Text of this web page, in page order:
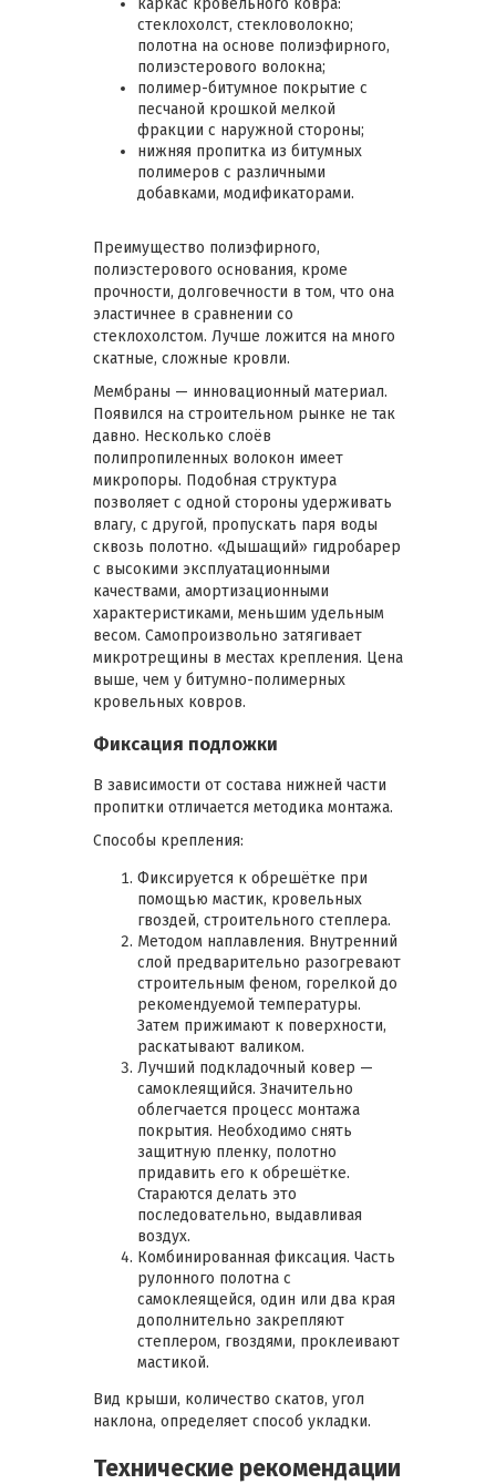
стеклохолст, стекловолокно;
полотна на основе полиэфирного,
полиэстерового волокна;
полимер-битумное покрытие с
песчаной крошкой мелкой
фракции с наружной стороны;
нижняя пропитка из битумных
полимеров с различными
добавками, модификаторами.
Преимущество полиэфирного,
полиэстерового основания, кроме
прочности, долговечности в том, что она
эластичнее в сравнении со
стеклохолстом. Лучше ложится на много
скатные, сложные кровли.
Мембраны — инновационный материал.
Появился на строительном рынке не так
давно. Несколько слоёв
полипропиленных волокон имеет
микропоры. Подобная структура
позволяет с одной стороны удерживать
влагу, с другой, пропускать паря воды
сквозь полотно. «Дышащий» гидробарер
с высокими эксплуатационными
качествами, амортизационными
характеристиками, меньшим удельным
весом. Самопроизвольно затягивает
микротрещины в местах крепления. Цена
выше, чем у битумно-полимерных
кровельных ковров.
Фиксация подложки
В зависимости от состава нижней части
пропитки отличается методика монтажа.
Способы крепления:
Фиксируется к обрешётке при
помощью мастик, кровельных
гвоздей, строительного степлера.
Методом наплавления. Внутренний
слой предварительно разогревают
строительным феном, горелкой до
рекомендуемой температуры.
Затем прижимают к поверхности,
раскатывают валиком.
Лучший подкладочный ковер —
самоклеящийся. Значительно
облегчается процесс монтажа
покрытия. Необходимо снять
защитную пленку, полотно
придавить его к обрешётке.
Стараются делать это
последовательно, выдавливая
воздух.
Комбинированная фиксация. Часть
рулонного полотна с
самоклеящейся, один или два края
дополнительно закрепляют
степлером, гвоздями, проклеивают
мастикой.
Вид крыши, количество скатов, угол
наклона, определяет способ укладки.
Технические рекомендации